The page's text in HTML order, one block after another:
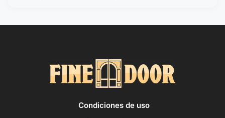
Condiciones de uso